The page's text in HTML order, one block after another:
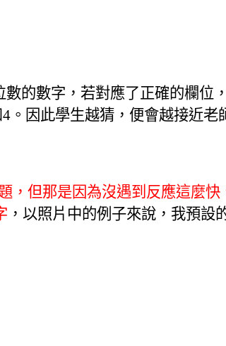
的數字，若對應了正確的欄位
4 。 因此學生越猜，便會越接近老
，但那是因為沒遇到反應這麼
，以照片中的例子來說，我預設